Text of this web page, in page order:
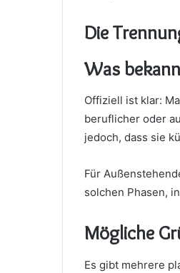
Die
Was
Offiziell ist klar:
beruflicher oder
jedoch, dass sie
Für
solchen Phasen,
Mögliche
Es gibt mehrere